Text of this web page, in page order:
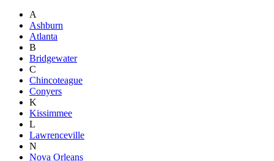
A
Ashburn
Atlanta
B
Bridgewater
C
Chincoteague
Conyers
K
Kissimmee
L
Lawrenceville
N
Nova Orleans